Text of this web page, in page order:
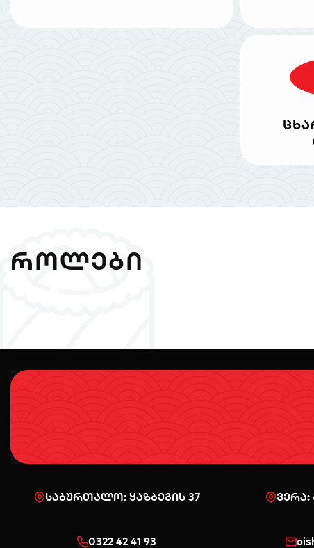
ᲠᲝᲚᲔᲑᲘ
საბურთალო: ყაზბეგის 37 ვერა:
0322 42 41 93